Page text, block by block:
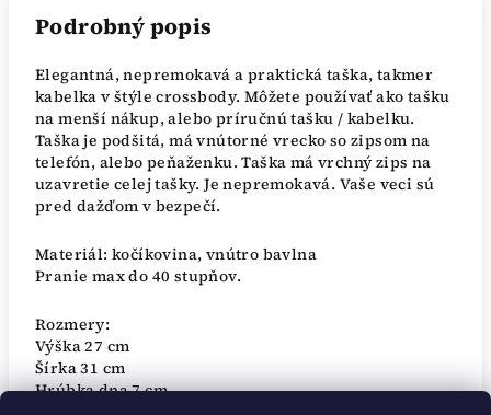
Podrobný popis
Elegantná, nepremokavá a praktická taška, takmer
kabelka v štýle crossbody. Môžete používať ako tašku
na menší nákup, alebo príručnú tašku / kabelku.
Taška je podšitá, má vnútorné vrecko so zipsom na
telefón, alebo peňaženku. Taška má vrchný zips na
uzavretie celej tašky. Je nepremokavá. Vaše veci sú
pred dažďom v bezpečí.
Materiál: kočíkovina, vnútro bavlna
Pranie max do 40 stupňov.
Rozmery:
Výška 27 cm
Šírka 31 cm
Hrúbka dna 7 cm